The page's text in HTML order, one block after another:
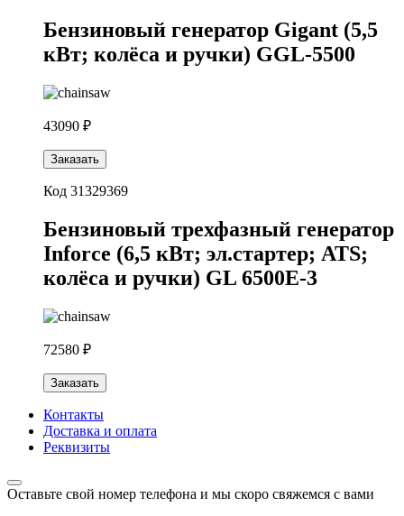
Бензиновый генератор Gigant (5,5
кВт; колёса и ручки) GGL-5500
43090 ₽
Заказать
Код 31329369
Бензиновый трехфазный генератор
Inforce (6,5 кВт; эл.стартер; ATS;
колёса и ручки) GL 6500E-3
72580 ₽
Заказать
Контакты
Доставка и оплата
Реквизиты
Оставьте свой номер телефона и мы скоро свяжемся с вами